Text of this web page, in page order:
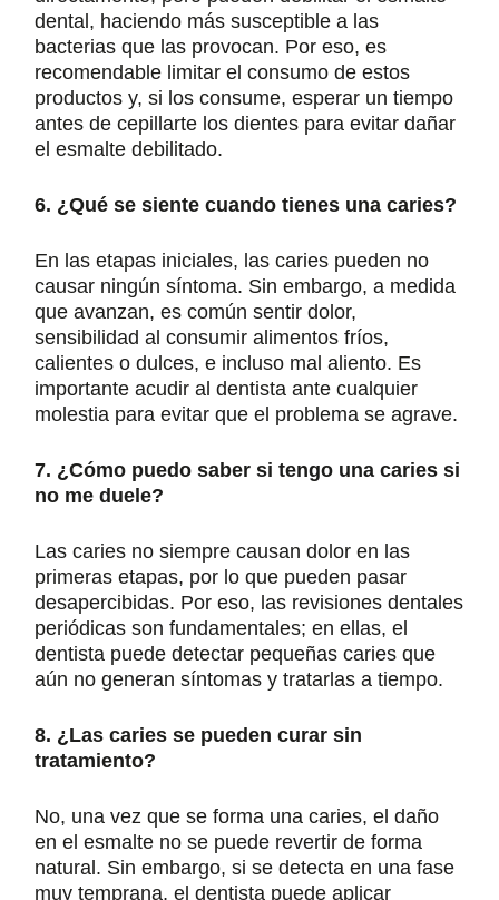
dental, haciendo más susceptible a las
bacterias que las provocan. Por eso, es
recomendable limitar el consumo de estos
productos y, si los consume, esperar un tiempo
antes de cepillarte los dientes para evitar dañar
el esmalte debilitado.
6. ¿Qué se siente cuando tienes una caries?
En las etapas iniciales, las caries pueden no
causar ningún síntoma. Sin embargo, a medida
que avanzan, es común sentir dolor,
sensibilidad al consumir alimentos fríos,
calientes o dulces, e incluso mal aliento. Es
importante acudir al dentista ante cualquier
molestia para evitar que el problema se agrave.
7. ¿Cómo puedo saber si tengo una caries si
no me duele?
Las caries no siempre causan dolor en las
primeras etapas, por lo que pueden pasar
desapercibidas. Por eso, las revisiones dentales
periódicas son fundamentales; en ellas, el
dentista puede detectar pequeñas caries que
aún no generan síntomas y tratarlas a tiempo.
8. ¿Las caries se pueden curar sin
tratamiento?
No, una vez que se forma una caries, el daño
en el esmalte no se puede revertir de forma
natural. Sin embargo, si se detecta en una fase
muy temprana, el dentista puede aplicar